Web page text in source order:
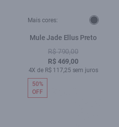
Mais cores:
Mule Jade Ellus Preto
R$ 790,00
R$ 469,00
4X de R$ 117,25 sem juros
50%
OFF